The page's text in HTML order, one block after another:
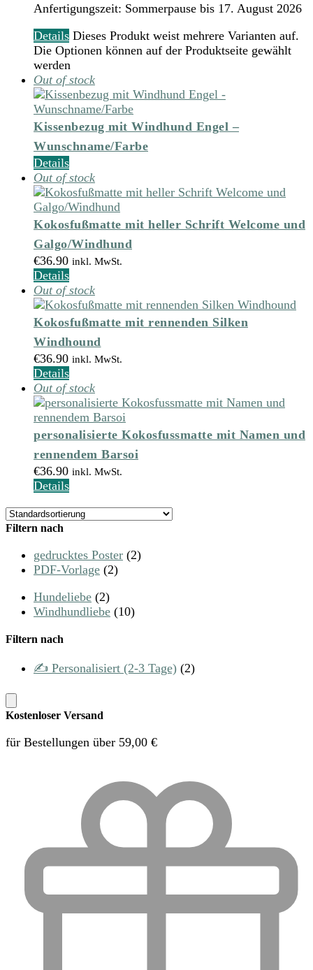
Anfertigungszeit: Sommerpause bis 17. August 2026
Details Dieses Produkt weist mehrere Varianten auf.
Die Optionen können auf der Produktseite gewählt
werden
Out of stock
Kissenbezug mit Windhund Engel –
Wunschname/Farbe
Details
Out of stock
Kokosfußmatte mit heller Schrift Welcome und
Galgo/Windhund
€36.90 inkl. MwSt.
Details
Out of stock
Kokosfußmatte mit rennenden Silken
Windhound
€36.90 inkl. MwSt.
Details
Out of stock
personalisierte Kokosfussmatte mit Namen und
rennendem Barsoi
€36.90 inkl. MwSt.
Details
Filtern nach
gedrucktes Poster (2)
PDF-Vorlage (2)
Hundeliebe (2)
Windhundliebe (10)
Filtern nach
✍️ Personalisiert (2-3 Tage) (2)
Kostenloser Versand
für Bestellungen über 59,00 €